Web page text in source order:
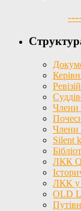
Члени
Silent
ЛКК
ЛКК у
OLD